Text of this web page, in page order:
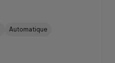
Automatique